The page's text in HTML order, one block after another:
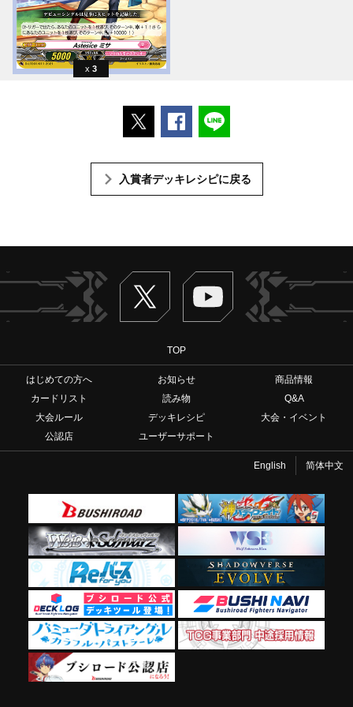
3
ポストするFacebookでシェアする
入賞者デッキレシピに戻る
Twitter ヴァンガードch
TOP
はじめての方へ お知らせ
商品情報
カードリスト
読み物
Q&A
大会ルール
デッキレシピ
大会・イベント
公認店
ユーザーサポート
English 简体中文